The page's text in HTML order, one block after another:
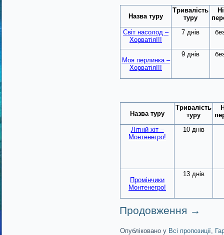
Назва туру
Тривалість
туру
Світ насолод –
Хорватія!!!
7 днів
Моя перлинка –
Хорватія!!!
9 днів
Назва туру
Тривалість
туру
Літній хіт –
Монтенегро!
10 днів
Промінчики
Монтенегро!
13 днів
Продовження →
Опубліковано у Всі пропозиції,